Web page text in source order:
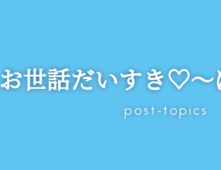
お世話だいすき♡～
post-topics